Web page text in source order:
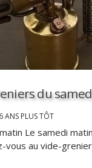
du
6 ANS PLUS TÔT
Le samedi
vous au vide-